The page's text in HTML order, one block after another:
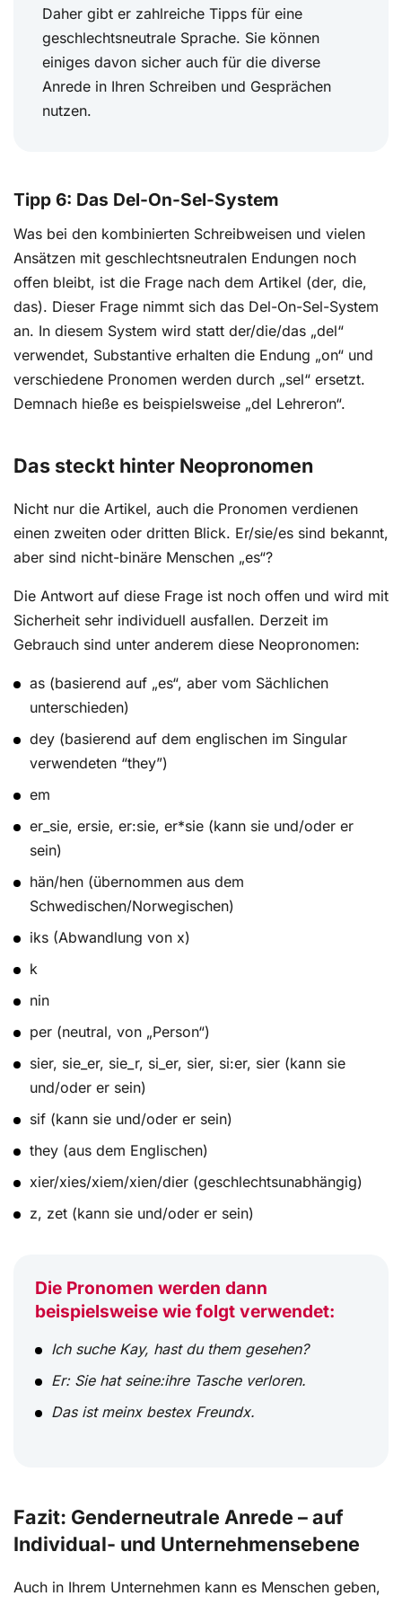
Daher gibt er zahlreiche Tipps für eine
geschlechtsneutrale Sprache. Sie können
einiges davon sicher auch für die diverse
Anrede in Ihren Schreiben und Gesprächen
nutzen.
Tipp 6: Das Del-On-Sel-System
Was bei den kombinierten Schreibweisen und vielen
Ansätzen mit geschlechtsneutralen Endungen noch
offen bleibt, ist die Frage nach dem Artikel (der, die,
das). Dieser Frage nimmt sich das Del-On-Sel-System
an. In diesem System wird statt der/die/das „del“
verwendet, Substantive erhalten die Endung „on“ und
verschiedene Pronomen werden durch „sel“ ersetzt.
Demnach hieße es beispielsweise „del Lehreron“.
Das steckt hinter Neopronomen
Nicht nur die Artikel, auch die Pronomen verdienen
einen zweiten oder dritten Blick. Er/sie/es sind bekannt,
aber sind nicht-binäre Menschen „es“?
Die Antwort auf diese Frage ist noch offen und wird mit
Sicherheit sehr individuell ausfallen. Derzeit im
Gebrauch sind unter anderem diese Neopronomen:
as (basierend auf „es“, aber vom Sächlichen
unterschieden)
dey (basierend auf dem englischen im Singular
verwendeten “they”)
em
er_sie, ersie, er:sie, er*sie (kann sie und/oder er
sein)
hän/hen (übernommen aus dem
Schwedischen/Norwegischen)
iks (Abwandlung von x)
k
nin
per (neutral, von „Person“)
sier, sie_er, sie_r, si_er, sier, si:er, sier (kann sie
und/oder er sein)
sif (kann sie und/oder er sein)
they (aus dem Englischen)
xier/xies/xiem/xien/dier (geschlechtsunabhängig)
z, zet (kann sie und/oder er sein)
Die Pronomen werden dann
beispielsweise wie folgt verwendet:
Ich suche Kay, hast du them gesehen?
Er: Sie hat seine:ihre Tasche verloren.
Das ist meinx bestex Freundx.
Fazit: Genderneutrale Anrede – auf
Individual- und Unternehmensebene
Auch in Ihrem Unternehmen kann es Menschen geben,